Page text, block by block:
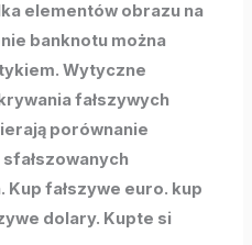
elementów obrazu na
banknotu można
Wytyczne
fałszywych
porównanie
fałszywe euro. kup
dolary. Kupte si